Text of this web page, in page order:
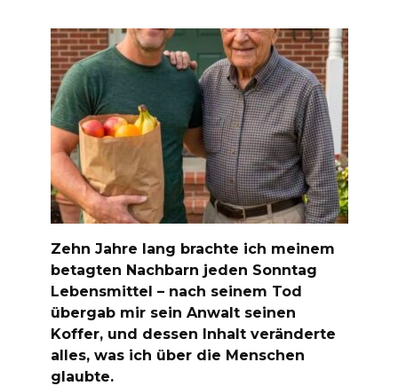
Zehn Jahre lang brachte ich meinem
betagten Nachbarn jeden Sonntag
Lebensmittel – nach seinem Tod
übergab mir sein Anwalt seinen
Koffer, und dessen Inhalt veränderte
alles, was ich über die Menschen
glaubte.